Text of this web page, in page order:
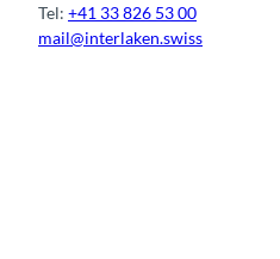
Tel: +41 33 826 53 00
mail@interlaken.swiss